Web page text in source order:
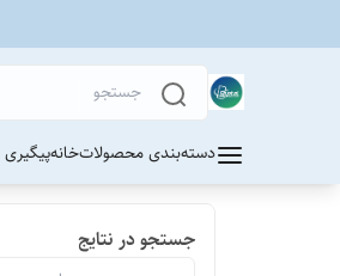
دسته‌بندی محصولاتخانه
جستجو در نتایج